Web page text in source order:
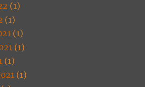
(1)
(1)
(1)
(1)
(1)
(1)